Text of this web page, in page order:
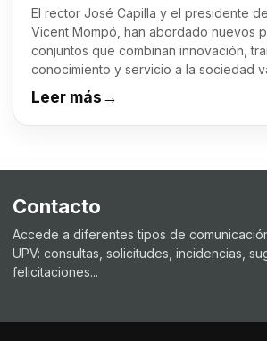
El rector José Capilla y el presidente
Vicent Mompó, han abordado nuevos
conjuntos que combinan innovación,
conocimiento y servicio a la sociedad
Leer más→
Contacto
Accede a diferentes tipos de
UPV: consultas, solicitudes, incidencias,
felicitaciones...